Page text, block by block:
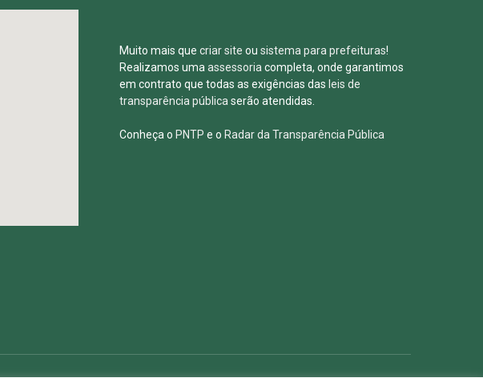
Muito mais que criar site ou sistema para prefeituras!
Realizamos uma assessoria completa, onde garantimos
em contrato que todas as exigências das leis de
transparência pública serão atendidas.
Conheça o PNTP e o Radar da Transparência Pública